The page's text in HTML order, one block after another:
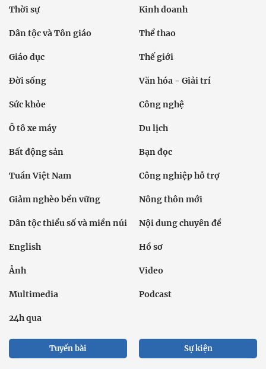
Thời sự Kinh doanh
Dân tộc và Tôn giáo Thể thao
Giáo dục Thế giới
Đời sống Văn hóa - Giải trí
Sức khỏe Công nghệ
Ô tô xe máy Du lịch
Bất động sản Bạn đọc
Tuần Việt Nam Công nghiệp hỗ trợ
Giảm nghèo bền vững Nông thôn mới
Dân tộc thiểu số và miền núi Nội dung chuyên đề
English Hồ sơ
Ảnh Video
Multimedia Podcast
24h qua
Tuyến bài Sự kiện